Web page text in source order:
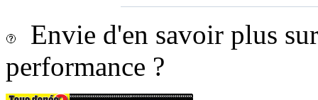
Envie d'en savoir plus
performance ?